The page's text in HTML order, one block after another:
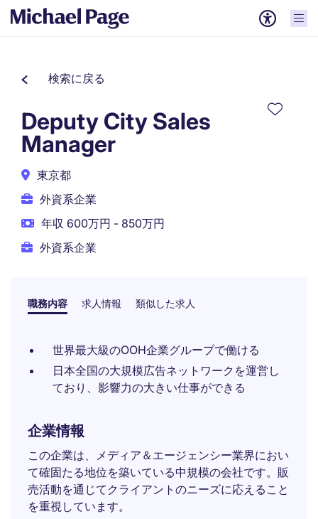
検索に戻る
Deputy City Sales
Manager
東京都
外資系企業
年収 600万円 - 850万円
外資系企業
職務内容 求人情報 類似した求人
世界最大級のOOH企業グループで働ける
日本全国の大規模広告ネットワークを運営し
ており、影響力の大きい仕事ができる
企業情報
この企業は、メディア＆エージェンシー業界におい
て確固たる地位を築いている中規模の会社です。販
売活動を通じてクライアントのニーズに応えること
を重視しています。